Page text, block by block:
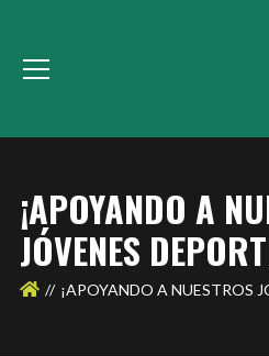
¡APOYANDO A
JÓVENES
¡APOYANDO A NUESTROS